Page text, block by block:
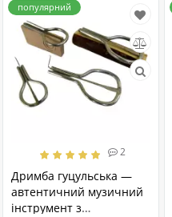
популярний
2
Дримба гуцульська —
автентичний музичний
інструмент з